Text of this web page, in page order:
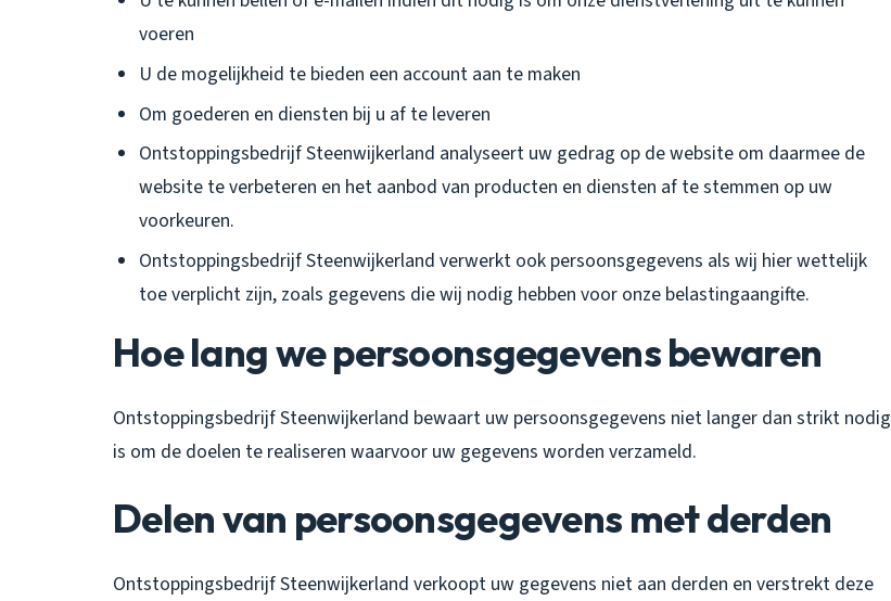
voeren
U de mogelijkheid te bieden een account aan te maken
Om goederen en diensten bij u af te leveren
Ontstoppingsbedrijf Steenwijkerland analyseert uw gedrag op de website om daarmee de
website te verbeteren en het aanbod van producten en diensten af te stemmen op uw
voorkeuren.
Ontstoppingsbedrijf Steenwijkerland verwerkt ook persoonsgegevens als wij hier wettelijk
toe verplicht zijn, zoals gegevens die wij nodig hebben voor onze belastingaangifte.
Hoe lang we persoonsgegevens bewaren
Ontstoppingsbedrijf Steenwijkerland bewaart uw persoonsgegevens niet langer dan strikt nodig
is om de doelen te realiseren waarvoor uw gegevens worden verzameld.
Delen van persoonsgegevens met derden
Ontstoppingsbedrijf Steenwijkerland verkoopt uw gegevens niet aan derden en verstrekt deze